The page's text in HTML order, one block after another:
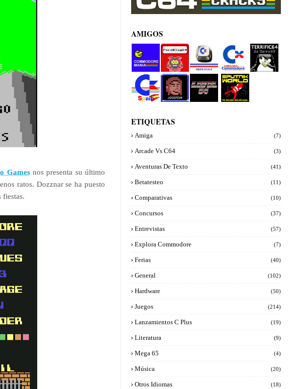
Gamesnos presenta su último
ratos. Dozznar se ha puesto
fiestas.
AMIGOS
ore manía
Explora
Commod
ore
PacoBlog
64
Terrifi64
de
Darro99
Marcos64
Commod
ore Spain
Sputnik
World
Josepzin
ETIQUETAS
Amiga (7)
Arcade Vs C64 (3)
Aventuras De Texto (41)
Betatesteo (11)
Comparativas (10)
Concursos (37)
Entrevistas (57)
Explora Commodore (7)
Ferias (40)
General (102)
Hardware (50)
Juegos (214)
Lanzamientos C Plus (19)
Literatura (9)
Mega 65 (4)
Música (20)
Otros Idiomas (18)